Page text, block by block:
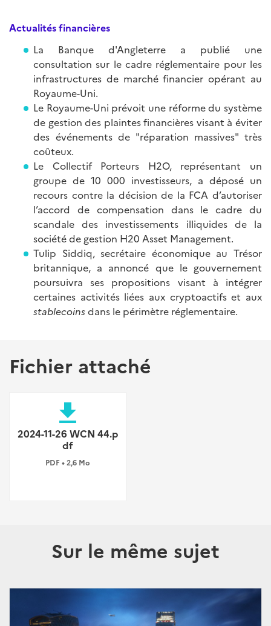
Actualités financières
La Banque d'Angleterre a publié une
consultation sur le cadre réglementaire pour les
infrastructures de marché financier opérant au
Royaume-Uni.
Le Royaume-Uni prévoit une réforme du système
de gestion des plaintes financières visant à éviter
des événements de "réparation massives" très
coûteux.
Le Collectif Porteurs H2O, représentant un
groupe de 10 000 investisseurs, a déposé un
recours contre la décision de la FCA d’autoriser
l’accord de compensation dans le cadre du
scandale des investissements illiquides de la
société de gestion H20 Asset Management.
Tulip Siddiq, secrétaire économique au Trésor
britannique, a annoncé que le gouvernement
poursuivra ses propositions visant à intégrer
certaines activités liées aux cryptoactifs et aux
stablecoinsdans le périmètre réglementaire.
Fichier attaché
file_download
2024-11-26 WCN 44.p
df
PDF • 2,6 Mo
Sur le même sujet